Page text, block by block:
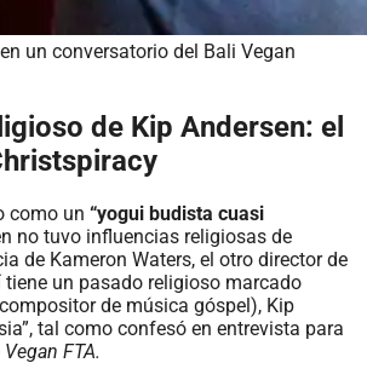
un conversatorio del Bali Vegan
de Kip Andersen: el
como un “yogui budista cuasi
no tuvo influencias religiosas de
de Kameron Waters, el otro director de
tiene un pasado religioso marcado
de música góspel), Kip
tal como confesó en entrevista para
FTA.